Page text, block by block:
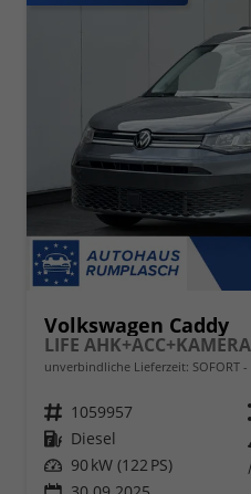
Volkswagen Caddy
unverbindliche Lieferzeit: SOFORT
Fahrzeugnr. 1059957
Kraftstoff Diesel
Leistung 90 kW (122 PS)